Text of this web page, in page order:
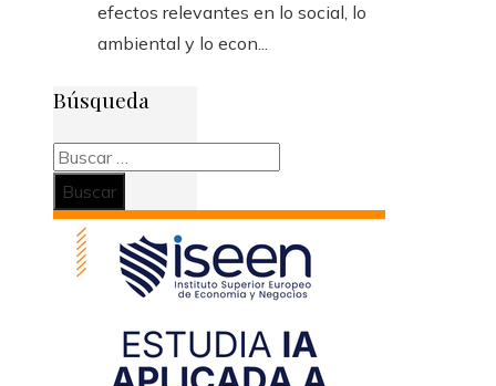
efectos relevantes en lo social, lo
ambiental y lo econ...
Búsqueda
Buscar: